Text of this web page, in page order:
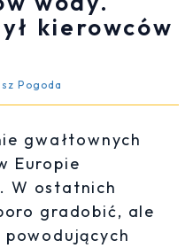
kierowców
Pogoda
gwałtownych
Europie
W ostatnich
gradobić, ale
powodujących